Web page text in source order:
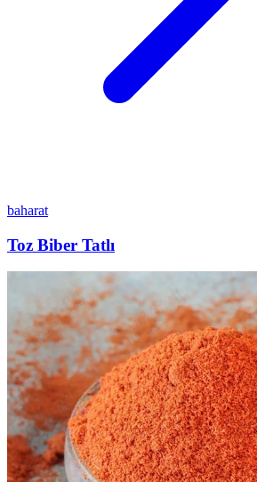
baharat
Toz Biber Tatlı